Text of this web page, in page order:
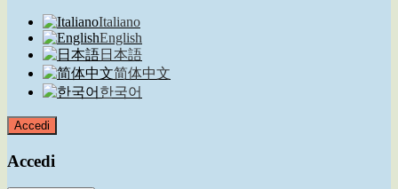
Italiano
English
日本語
简体中文
한국어
Accedi
Accedi